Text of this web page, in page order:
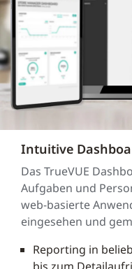
Intuitive
Das TrueVUE
Aufgaben und
web-basierte
eingesehen und
Reporting in